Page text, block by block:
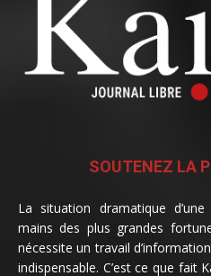
SOUTENEZ LA
La situation dramatique
mains des plus grandes
nécessite un travail
indispensable. C’est ce que fait